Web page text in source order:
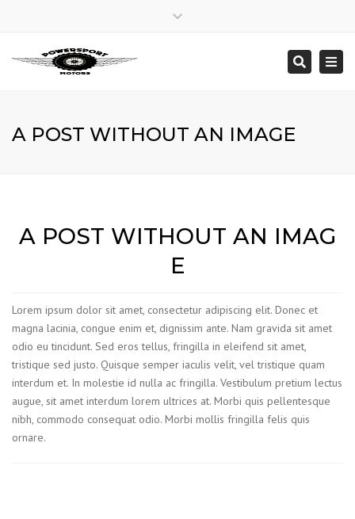
Lunes – Viernes: 9:30 – 19:00
Sabado: 10:00 a 14:00
+562 3245 1976
A POST WITHOUT AN IMAGE
A POST WITHOUT AN IMAG
E
Lorem ipsum dolor sit amet, consectetur adipiscing elit. Donec et
magna lacinia, congue enim et, dignissim ante. Nam gravida sit amet
odio eu tincidunt. Sed eros tellus, fringilla in eleifend sit amet,
tristique sed justo. Quisque semper iaculis velit, vel tristique quam
interdum et. In molestie id nulla ac fringilla. Vestibulum pretium lectus
augue, sit amet interdum lorem ultrices at. Morbi quis pellentesque
nibh, commodo consequat odio. Morbi mollis fringilla felis quis
ornare.